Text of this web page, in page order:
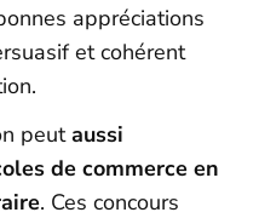
appréciations
et cohérent
peutaussi
de commerce en
. Ces concours